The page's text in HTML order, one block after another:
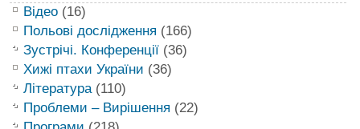
Відео(16)
Польові дослідження (166)
Зустрічі. Конференції(36)
Хижі птахи України (36)
Література(110)
Проблеми – Вирішення (22)